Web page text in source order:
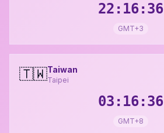
22:16:37
GMT+3
🇹🇼Taiwan
Taipei
03:16:37
GMT+8